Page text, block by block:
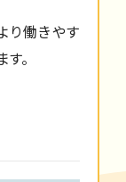
り働きやす
。